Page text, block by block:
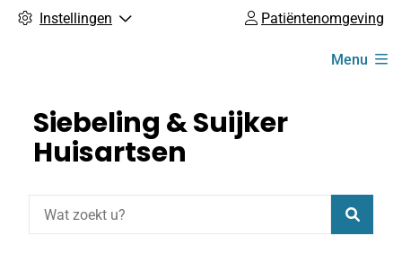
Instellingen Patiëntenomgeving
Menu
Siebeling & Suijker
Huisartsen